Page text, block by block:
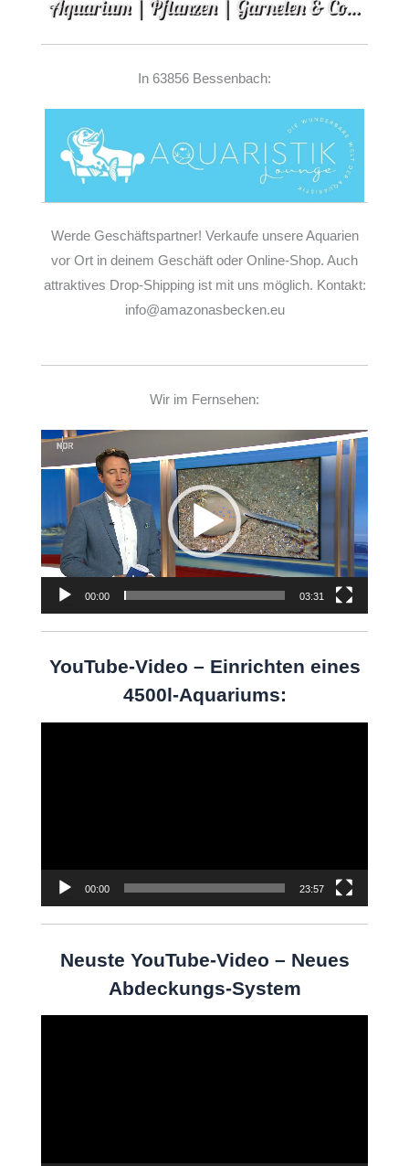
In 63856 Bessenbach:
Werde Geschäftspartner! Verkaufe unsere Aquarien
vor Ort in deinem Geschäft oder Online-Shop. Auch
attraktives Drop-Shipping ist mit uns möglich. Kontakt:
info@amazonasbecken.eu
Wir im Fernsehen:
Player
00:00 03:31
YouTube-Video – Einrichten eines
4500l-Aquariums:
00:00 23:57
Neuste YouTube-Video – Neues
Abdeckungs-System